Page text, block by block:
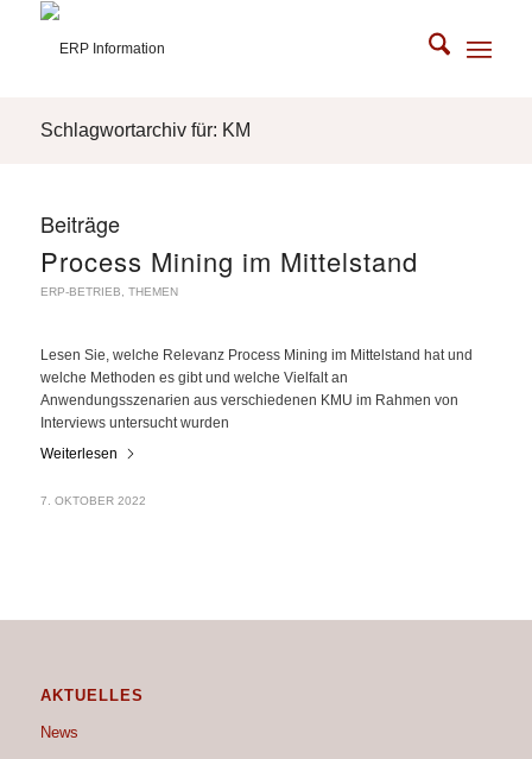
Schlagwortarchiv für: KM
Beiträge
Process Mining im Mittelstand
ERP-BETRIEB THEMEN
Lesen Sie, welche Relevanz Process Mining im Mittelstand hat und
welche Methoden es gibt und welche Vielfalt an
Anwendungsszenarien aus verschiedenen KMU im Rahmen von
Interviews untersucht wurden
Weiterlesen
7. OKTOBER 2022
AKTUELLES
News